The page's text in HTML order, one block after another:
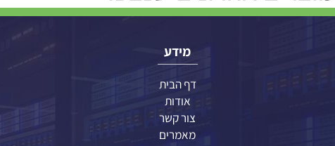
דף הבית